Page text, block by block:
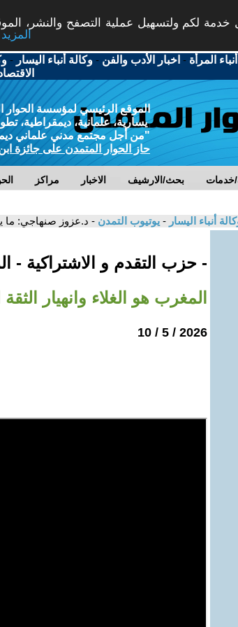
خدمة لكم ولتسهيل عملية التصفح والنشر،
More info - المزيد
المرأة - اخبار الأدب والفن -وكالة أنباء اليسار -
الموقع الرئيسي لمؤسسة الحوار
يسارية، علمانية، ديمقراطية،
"من أجل مجتمع مدني علماني
حاز الحوار المتمدن على جائزة
مراكز الاخبار بحث/الارشيف خدمات
أنباء اليسار - يوتيوب التمدن - د.عزوز صنهاجي: ما
- حزب التقدم و الاشتراكية -
المغرب هو الغلاء وانهيار
2026 / 5 / 10